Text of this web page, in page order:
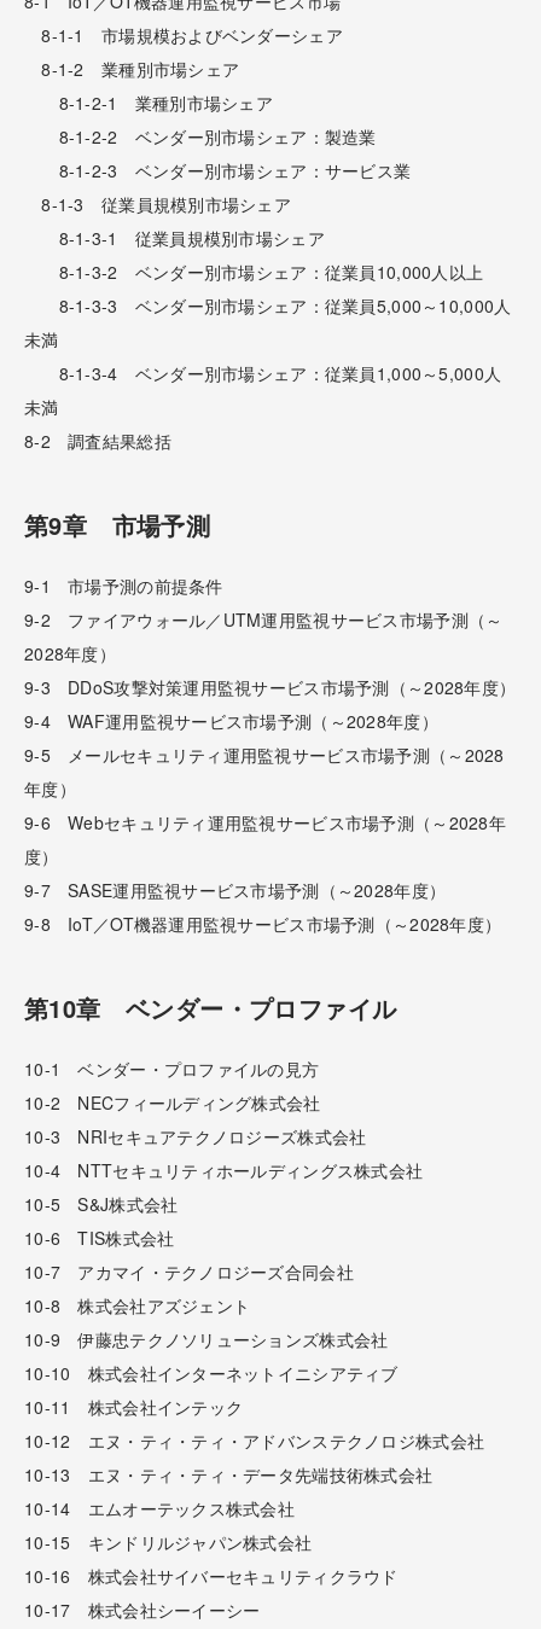
8-1-1 市場規模およびベンダーシェア
8-1-2 業種別市場シェア
8-1-2-1 業種別市場シェア
8-1-2-2 ベンダー別市場シェア：製造業
8-1-2-3 ベンダー別市場シェア：サービス業
8-1-3 従業員規模別市場シェア
8-1-3-1 従業員規模別市場シェア
8-1-3-2 ベンダー別市場シェア：従業員10,000人以上
8-1-3-3 ベンダー別市場シェア：従業員5,000～10,000人
未満
8-1-3-4 ベンダー別市場シェア：従業員1,000～5,000人
未満
8-2 調査結果総括
第9章 市場予測
9-1 市場予測の前提条件
9-2 ファイアウォール／UTM運用監視サービス市場予測（～
2028年度）
9-3 DDoS攻撃対策運用監視サービス市場予測（～2028年度）
9-4 WAF運用監視サービス市場予測（～2028年度）
9-5 メールセキュリティ運用監視サービス市場予測（～2028
年度）
9-6 Webセキュリティ運用監視サービス市場予測（～2028年
度）
9-7 SASE運用監視サービス市場予測（～2028年度）
9-8 IoT／OT機器運用監視サービス市場予測（～2028年度）
第10章 ベンダー・プロファイル
10-1 ベンダー・プロファイルの見方
10-2 NECフィールディング株式会社
10-3 NRIセキュアテクノロジーズ株式会社
10-4 NTTセキュリティホールディングス株式会社
10-5 S&J株式会社
10-6 TIS株式会社
10-7 アカマイ・テクノロジーズ合同会社
10-8 株式会社アズジェント
10-9 伊藤忠テクノソリューションズ株式会社
10-10 株式会社インターネットイニシアティブ
10-11 株式会社インテック
10-12 エヌ・ティ・ティ・アドバンステクノロジ株式会社
10-13 エヌ・ティ・ティ・データ先端技術株式会社
10-14 エムオーテックス株式会社
10-15 キンドリルジャパン株式会社
10-16 株式会社サイバーセキュリティクラウド
10-17 株式会社シーイーシー